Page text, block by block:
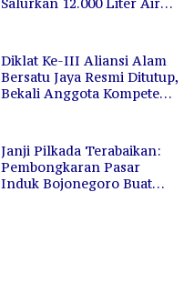
Diklat Ke-III Aliansi Alam
Bersatu Jaya Resmi Ditutup,
Bekali Anggota Kompetensi
Janji Pilkada Terabaikan:
Pembongkaran Pasar
Induk Bojonegoro Buat